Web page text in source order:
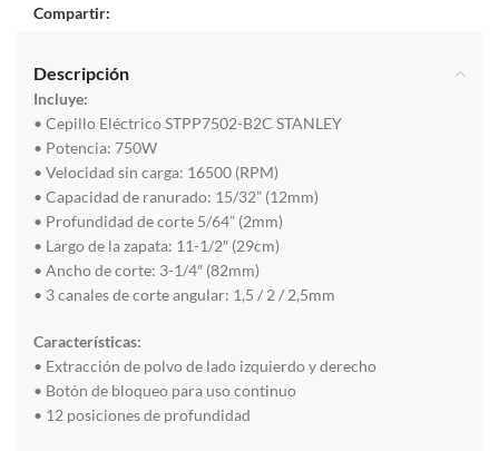
Compartir:
Descripción
Incluye:
• Cepillo Eléctrico STPP7502-B2C STANLEY
• Potencia: 750W
• Velocidad sin carga: 16500 (RPM)
• Capacidad de ranurado: 15/32” (12mm)
• Profundidad de corte 5/64” (2mm)
• Largo de la zapata: 11-1/2″ (29cm)
• Ancho de corte: 3-1/4″ (82mm)
• 3 canales de corte angular: 1,5 / 2 / 2,5mm
Características:
• Extracción de polvo de lado izquierdo y derecho
• Botón de bloqueo para uso continuo
• 12 posiciones de profundidad